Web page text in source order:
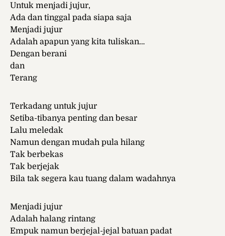
Untuk menjadi jujur,
Ada dan tinggal pada siapa saja
Menjadi jujur
Adalah apapun yang kita tuliskan…
Dengan berani
dan
Terang
Terkadang untuk jujur
Setiba-tibanya penting dan besar
Lalu meledak
Namun dengan mudah pula hilang
Tak berbekas
Tak berjejak
Bila tak segera kau tuang dalam wadahnya
Menjadi jujur
Adalah halang rintang
Empuk namun berjejal-jejal batuan padat